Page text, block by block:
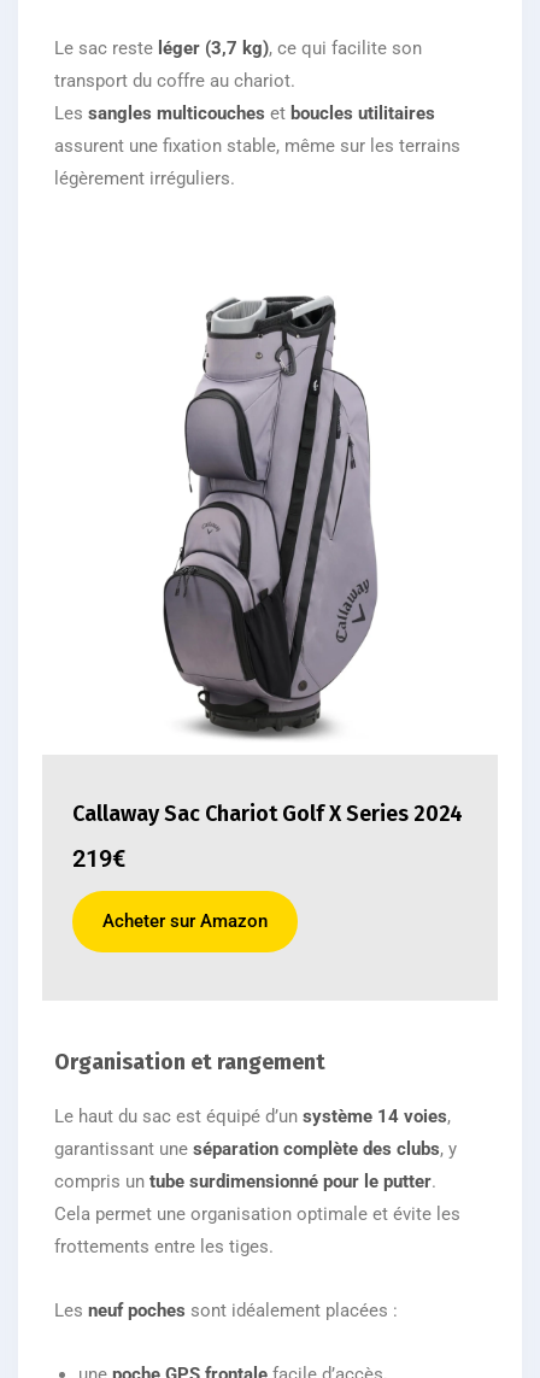
Le sac reste léger (3,7 kg), ce qui facilite son
transport du coffre au chariot.
Les sangles multicouches et boucles utilitaires
assurent une fixation stable, même sur les terrains
légèrement irréguliers.
Callaway Sac Chariot Golf X Series 2024
219€
Acheter sur Amazon
Organisation et rangement
Le haut du sac est équipé d’un système 14 voies,
garantissant une séparation complète des clubs, y
compris un tube surdimensionné pour le putter.
Cela permet une organisation optimale et évite les
frottements entre les tiges.
Les neuf poches sont idéalement placées :